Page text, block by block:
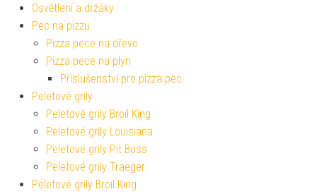
Osvětlení a držáky
Pec na pizzu
Pizza pece na dřevo
Pizza pece na plyn
Příslušenství pro pizza pec
Peletové grily
Peletové grily Broil King
Peletové grily Louisiana
Peletové grily Pit Boss
Peletové grily Traeger
Peletové grily Broil King